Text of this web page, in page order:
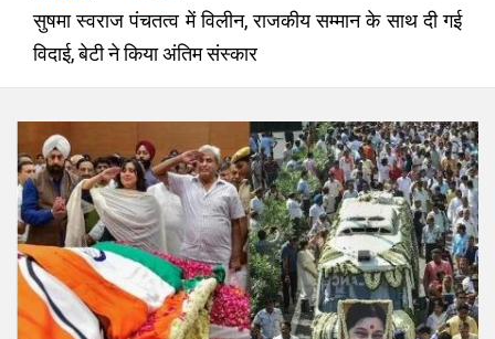
सुषमा स्वराज पंचतत्व में विलीन, राजकीय सम्मान के साथ दी गई
विदाई, बेटी ने किया अंतिम संस्कार